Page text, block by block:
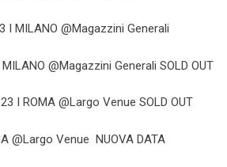
I MILANO @Magazzini Generali
@Magazzini Generali SOLD OUT
I ROMA @Largo Venue SOLD OUT
@Largo Venue NUOVA DATA